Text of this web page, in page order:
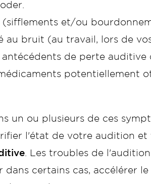
(sifflements et/ou
au bruit (au travail, lors de
de perte auditive
potentiellement
un ou plusieurs de ces
l'état de votre audition et
. Les troubles de
dans certains cas, accélérer